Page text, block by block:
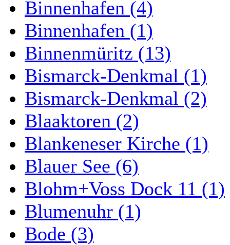
Binnenhafen (4)
Binnenhafen (1)
Binnenmüritz (13)
Bismarck-Denkmal (1)
Bismarck-Denkmal (2)
Blaaktoren (2)
Blankeneser Kirche (1)
Blauer See (6)
Blohm+Voss Dock 11 (1)
Blumenuhr (1)
Bode (3)